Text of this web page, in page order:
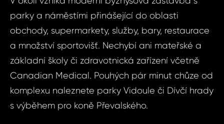
parky a náměstími přinášející do oblasti
obchody, supermarkety, služby, bary, restaurace
a množství sportovišť. Nechybí ani mateřské a
základní školy či zdravotnická zařízení včetně
Canadian Medical. Pouhých pár minut chůze od
komplexu naleznete parky Vidoule či Dívčí hrady
s výběhem pro koně Převalského.
ID2174 - Byt
2+kk,